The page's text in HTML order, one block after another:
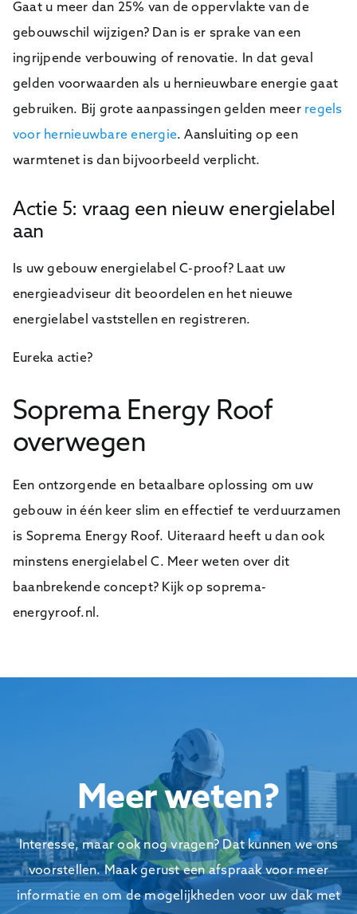
Gaat u meer dan 25% van de oppervlakte van de
gebouwschil wijzigen? Dan is er sprake van een
ingrijpende verbouwing of renovatie. In dat geval
gelden voorwaarden als u hernieuwbare energie gaat
gebruiken. Bij grote aanpassingen gelden meer regels
voor hernieuwbare energie. Aansluiting op een
warmtenet is dan bijvoorbeeld verplicht.
Actie 5: vraag een nieuw energielabel
aan
Is uw gebouw energielabel C-proof? Laat uw
energieadviseur dit beoordelen en het nieuwe
energielabel vaststellen en registreren.
Eureka actie?
Soprema Energy Roof
overwegen
Een ontzorgende en betaalbare oplossing om uw
gebouw in één keer slim en effectief te verduurzamen
is Soprema Energy Roof. Uiteraard heeft u dan ook
minstens energielabel C. Meer weten over dit
baanbrekende concept? Kijk op soprema-
energyroof.nl.
Meer weten?
Interesse, maar ook nog vragen? Dat kunnen we ons
voorstellen. Maak gerust een afspraak voor meer
informatie en om de mogelijkheden voor uw dak met